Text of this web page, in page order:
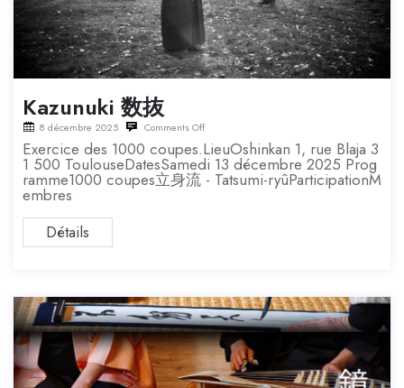
Kazunuki 数抜
8 décembre 2025 Comments Off
Exercice des 1000 coupes.LieuOshinkan 1, rue Blaja 3
1 500 ToulouseDatesSamedi 13 décembre 2025 Prog
ramme1000 coupes立身流 - Tatsumi-ryûParticipationM
embres
Détails